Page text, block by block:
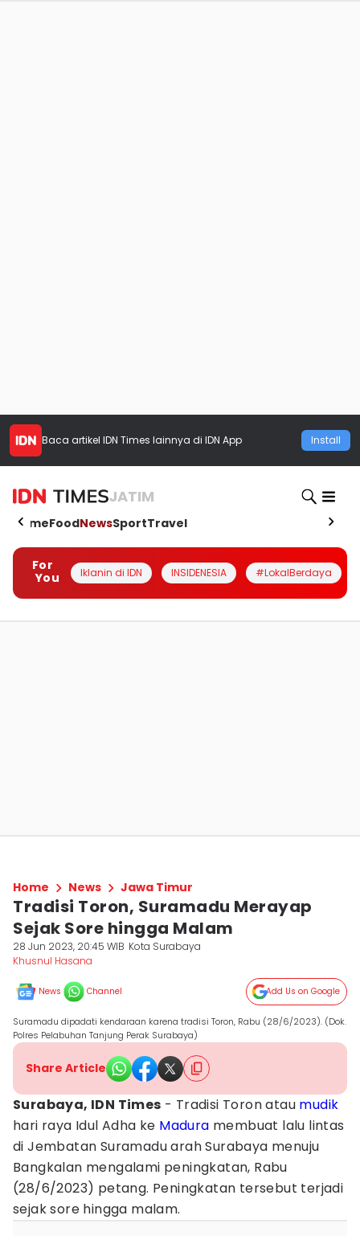
Baca artikel IDN Times lainnya di IDN App Install
JATIM
HomeFoodNewsSportTravel
For
You
Iklanin di IDN INSIDENESIA #LokalBerdaya
Home News Jawa Timur
Tradisi Toron, Suramadu Merayap
Sejak Sore hingga Malam
28 Jun 2023, 20:45 WIB Kota Surabaya
Khusnul Hasana
News Channel Add Us on Google
Suramadu dipadati kendaraan karena tradisi Toron, Rabu (28/6/2023). (Dok.
Polres Pelabuhan Tanjung Perak Surabaya)
Share Article
Surabaya, IDN Times - Tradisi Toron atau mudik
hari raya Idul Adha ke Madura membuat lalu lintas
di Jembatan Suramadu arah Surabaya menuju
Bangkalan mengalami peningkatan, Rabu
(28/6/2023) petang. Peningkatan tersebut terjadi
sejak sore hingga malam.